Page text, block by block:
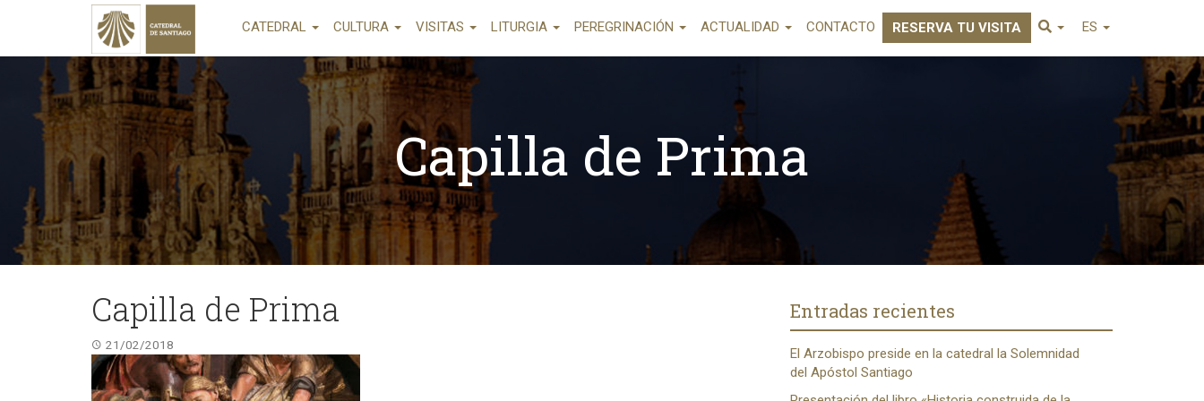
CATEDRAL CULTURA VISITAS LITURGIA PEREGRINACIÓN ACTUALIDAD CONTACTO RESERVA TU VISITA ES
Capilla de Prima
Capilla de Prima
21/02/2018
Entradas recientes
El Arzobispo preside en la catedral la Solemnidad
del Apóstol Santiago